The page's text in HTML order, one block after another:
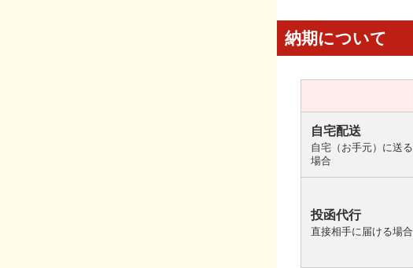
納期について
自宅配送
自宅（お手元）に送る
場合
投函代行
直接相手に届ける場合